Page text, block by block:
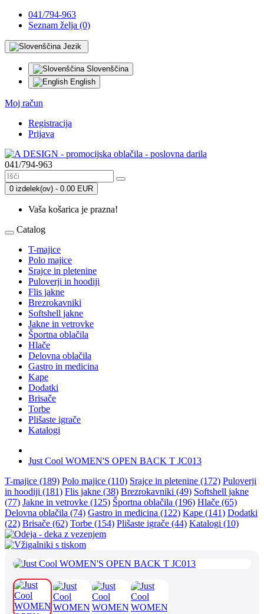
041/794-963
Seznam želja (0)
Jezik
Slovenščina
English
Moj račun
Registracija
Prijava
041/794-963
0 izdelek(ov) - 0.00 EUR
Vaša košarica je prazna!
Catalog
T-majice
Polo majice
Srajce in pletenine
Puloverji in hoodiji
Flis jakne
Brezrokavniki
Softshell jakne
Jakne in vetrovke
Športna oblačila
Hlače
Delovna oblačila
Gastro in medicina
Kape
Dodatki
Brisače
Torbe
Plišaste igrače
Katalogi
Just Cool WOMEN'S OPEN BACK T JC013
T-majice (189) Polo majice (110) Srajce in pletenine (172) Puloverji
in hoodiji (181) Flis jakne (38) Brezrokavniki (49) Softshell jakne
(77) Jakne in vetrovke (125) Športna oblačila (196) Hlače (65)
Delovna oblačila (74) Gastro in medicina (122) Kape (141) Dodatki
(22) Brisače (62) Torbe (154) Plišaste igrače (44) Katalogi (10)